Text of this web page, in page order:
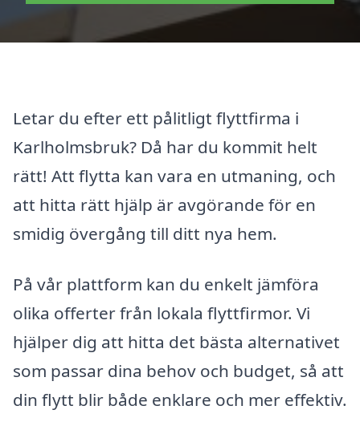
Letar du efter ett pålitligt flyttfirma i
Karlholmsbruk? Då har du kommit helt
rätt! Att flytta kan vara en utmaning, och
att hitta rätt hjälp är avgörande för en
smidig övergång till ditt nya hem.
På vår plattform kan du enkelt jämföra
olika offerter från lokala flyttfirmor. Vi
hjälper dig att hitta det bästa alternativet
som passar dina behov och budget, så att
din flytt blir både enklare och mer effektiv.